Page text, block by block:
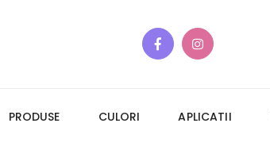
PRODUSE CULORI APLICATII